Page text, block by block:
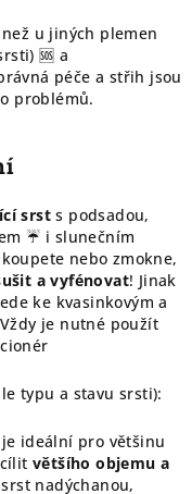
u jiných plemen
🆘 a
péče a střih jsou
problémů.
srst s podsadou,
☔ i slunečním
nebo zmokne,
a vyfénovat! Jinak
ke kvasinkovým a
je nutné použít
typu a stavu srsti):
je ideální pro většinu
většího objemu a
nadýchanou,